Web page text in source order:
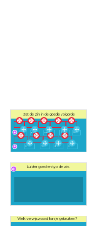
Zet de zin in de goede volgorde
loo
pt
park naar Omar het
er het is
druk
Luister goed en typ de zin.
Welk verwijswoord kan je gebruiken?